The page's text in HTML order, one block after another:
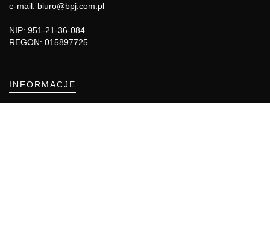
e-mail: biuro@bpj.com.pl
NIP: 951-21-36-084
REGON: 015897725
INFORMACJE